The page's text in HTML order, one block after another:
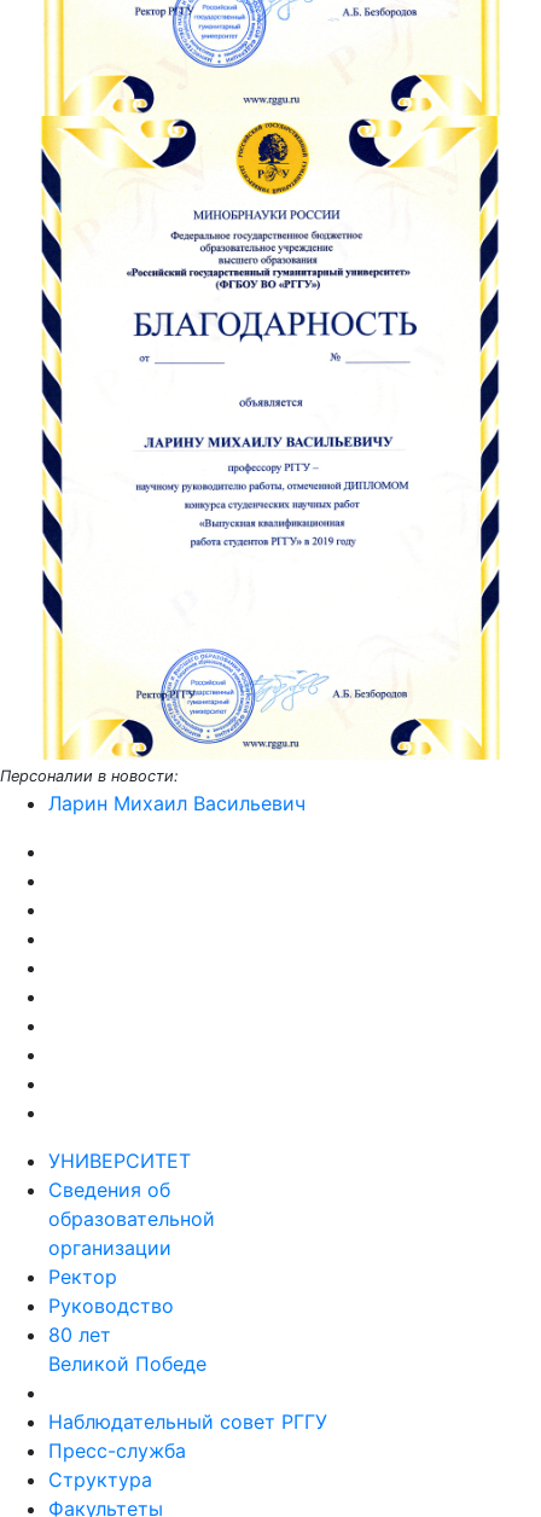
Персоналии в новости:
Ларин Михаил Васильевич
УНИВЕРСИТЕТ
Сведения об
образовательной
организации
Ректор
Руководство
80 лет
Великой Победе
Наблюдательный совет РГГУ
Пресс-служба
Структура
Факультеты